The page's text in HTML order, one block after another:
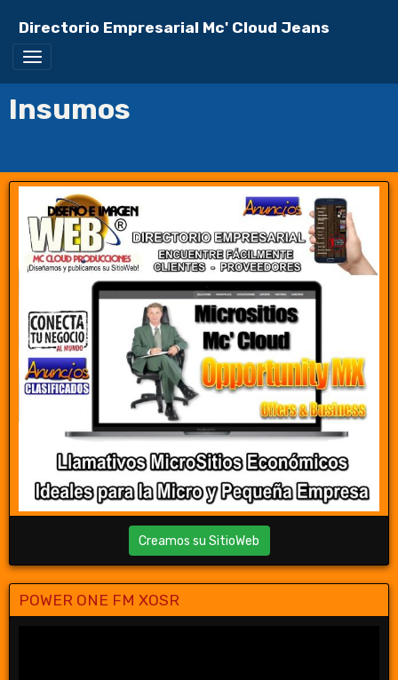
Directorio Empresarial Mc' Cloud Jeans
Insumos
Creamos su SitioWeb
POWER ONE FM XOSR